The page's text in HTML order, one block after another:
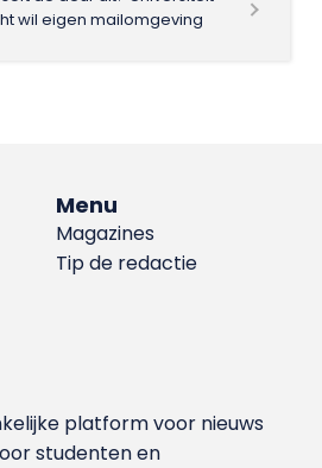
wil eigen mailomgeving
Menu
Magazines
Tip de redactie
platform voor nieuws
studenten en